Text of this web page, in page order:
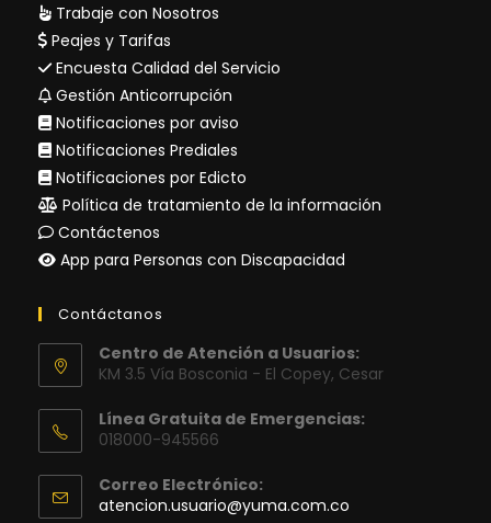
Trabaje con Nosotros
Peajes y Tarifas
Encuesta Calidad del Servicio
Gestión Anticorrupción
Notificaciones por aviso
Notificaciones Prediales
Notificaciones por Edicto
Política de tratamiento de la información
Contáctenos
App para Personas con Discapacidad
Contáctanos
Centro de Atención a Usuarios:
KM 3.5 Vía Bosconia - El Copey, Cesar
Línea Gratuita de Emergencias:
018000-945566
Correo Electrónico:
atencion.usuario@yuma.com.co